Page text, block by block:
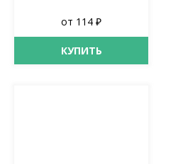
от 114 ₽
КУПИТЬ